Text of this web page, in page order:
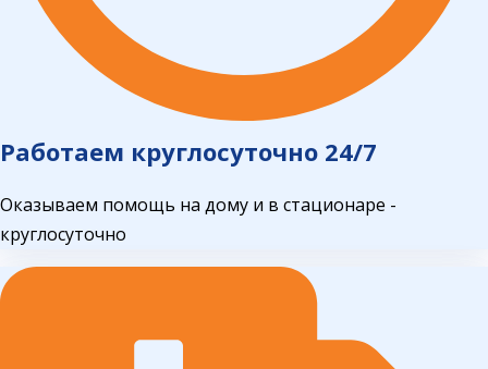
Работаем круглосуточно 24/7
Оказываем помощь на дому и в стационаре -
круглосуточно